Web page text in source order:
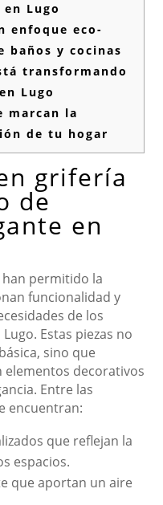
Lugo
enfoque eco-
baños y cocinas
transformando
Lugo
marcan la
de tu hogar
grifería
de
en
han permitido la
funcionalidad y
de los
Estas piezas no
sino que
decorativos
Entre las
encuentran:
que reflejan la
espacios.
que aportan un aire